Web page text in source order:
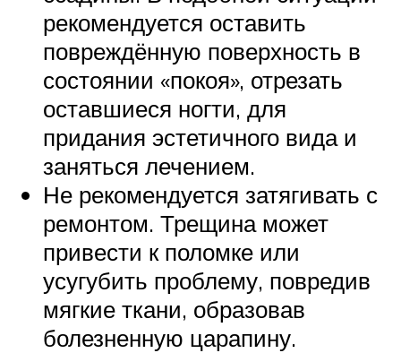
рекомендуется оставить
повреждённую поверхность в
состоянии «покоя», отрезать
оставшиеся ногти, для
придания эстетичного вида и
заняться лечением.
Не рекомендуется затягивать с
ремонтом. Трещина может
привести к поломке или
усугубить проблему, повредив
мягкие ткани, образовав
болезненную царапину.